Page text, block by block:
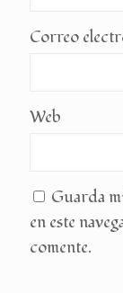
Correo
Web
Guarda
en este
comente.